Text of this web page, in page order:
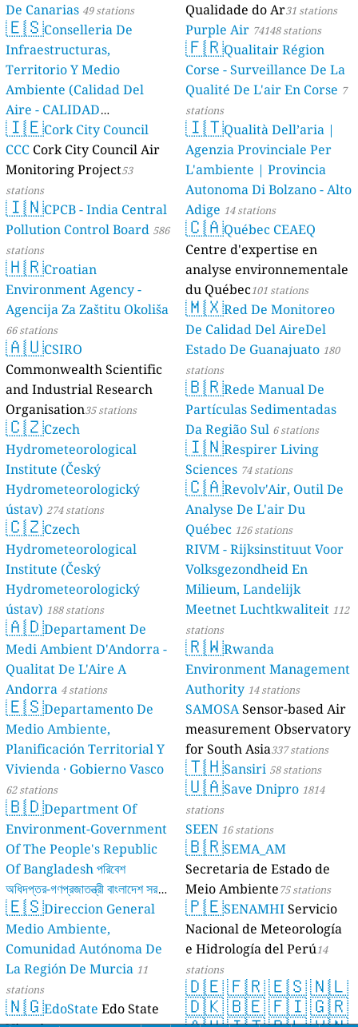
De Canarias 49 stations
🇪🇸Conselleria De
Infraestructuras,
Territorio Y Medio
Ambiente (Calidad Del
Aire - CALIDAD
AMBIENTAL) 23 stations
🇮🇪Cork City Council
CCC Cork City Council Air
Monitoring Project53
stations
🇮🇳CPCB - India Central
Pollution Control Board 586
stations
🇭🇷Croatian
Environment Agency -
Agencija Za Zaštitu Okoliša
66 stations
🇦🇺CSIRO
Commonwealth Scientific
and Industrial Research
Organisation35 stations
🇨🇿Czech
Hydrometeorological
Institute (Český
Hydrometeorologický
ústav) 274 stations
🇨🇿Czech
Hydrometeorological
Institute (Český
Hydrometeorologický
ústav) 188 stations
🇦🇩Departament De
Medi Ambient D'Andorra -
Qualitat De L'Aire A
Andorra 4 stations
🇪🇸Departamento De
Medio Ambiente,
Planificación Territorial Y
Vivienda · Gobierno Vasco
62 stations
🇧🇩Department Of
Environment-Government
Of The People's Republic
Of Bangladesh পরিবেশ
অধিদপ্তর-গণপ্রজাতন্ত্রী বাংলাদেশ সরকার
17 stations
🇪🇸Direccion General
Medio Ambiente,
Comunidad Autónoma De
La Región De Murcia 11
stations
🇳🇬EdoState Edo State
Qualidade do Ar31 stations
Purple Air 74148 stations
🇫🇷Qualitair Région
Corse - Surveillance De La
Qualité De L'air En Corse 7
stations
🇮🇹Qualità Dell’aria |
Agenzia Provinciale Per
L'ambiente | Provincia
Autonoma Di Bolzano - Alto
Adige 14 stations
🇨🇦Québec CEAEQ
Centre d'expertise en
analyse environnementale
du Québec101 stations
🇲🇽Red De Monitoreo
De Calidad Del AireDel
Estado De Guanajuato 180
stations
🇧🇷Rede Manual De
Partículas Sedimentadas
Da Região Sul 6 stations
🇮🇳Respirer Living
Sciences 74 stations
🇨🇦Revolv'Air, Outil De
Analyse De L'air Du
Québec 126 stations
RIVM - Rijksinstituut Voor
Volksgezondheid En
Milieum, Landelijk
Meetnet Luchtkwaliteit 112
stations
🇷🇼Rwanda
Environment Management
Authority 14 stations
SAMOSASensor-based Air
measurement Observatory
for South Asia337 stations
🇹🇭Sansiri 58 stations
🇺🇦Save Dnipro 1814
stations
SEEN 16 stations
🇧🇷SEMA_AM
Secretaria de Estado de
Meio Ambiente75 stations
🇵🇪SENAMHIServicio
Nacional de Meteorología
e Hidrología del Perú14
stations
🇩🇪🇫🇷🇪🇸🇳🇱
🇩🇰🇧🇪🇫🇮🇬🇷